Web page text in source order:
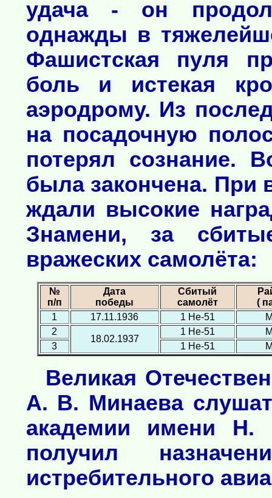
удача - он
однажды в
Фашистская пуля
боль и истекая
аэродрому. Из
на посадочную
потерял сознание.
была закончена. При
ждали высокие
Знамени, за
вражеских самолёта:
№
п/п
Дата
победы
Сбитый
самолёт
(
1
17.11.1936 1 Не-51
2
18.02.1937
1 Не-51
3
1 Не-51
Великая
А. В. Минаева
академии имени Н.
получил
истребительного